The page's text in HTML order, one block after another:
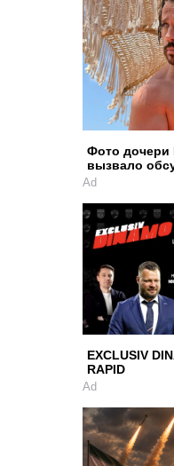
Фото дочери
вызвало
Ad
EXCLUSIV
RAPID
Ad